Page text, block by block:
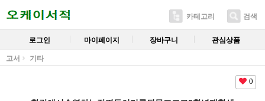
카테고리 검색
로그인 마이페이지 장바구니 관심상품
고서 기타
0